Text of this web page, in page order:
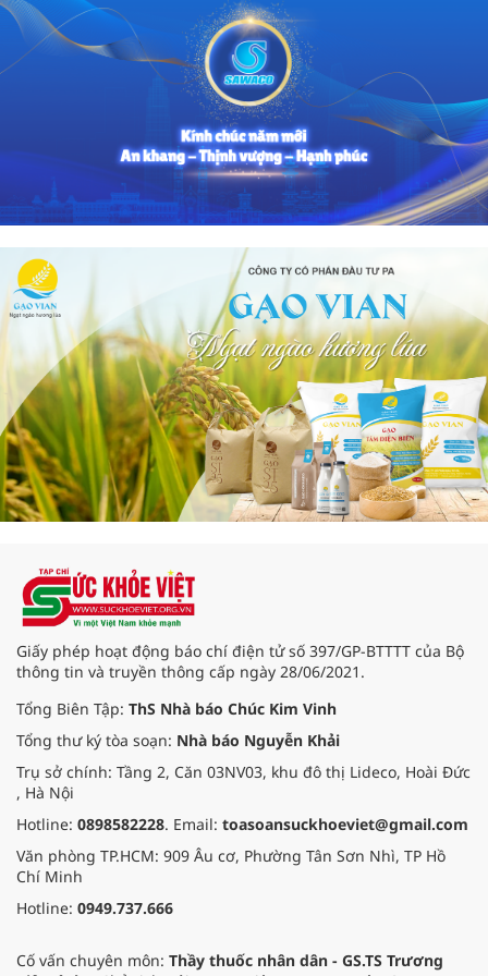
Giấy phép hoạt động báo chí điện tử số 397/GP-BTTTT của Bộ
thông tin và truyền thông cấp ngày 28/06/2021.
Tổng Biên Tập: ThS Nhà báo Chúc Kim Vinh
Tổng thư ký tòa soạn: Nhà báo Nguyễn Khải
Trụ sở chính: Tầng 2, Căn 03NV03, khu đô thị Lideco, Hoài Đức
, Hà Nội
Hotline: 0898582228. Email: toasoansuckhoeviet@gmail.com
Văn phòng TP.HCM: 909 Âu cơ, Phường Tân Sơn Nhì, TP Hồ
Chí Minh
Hotline: 0949.737.666
Cố vấn chuyên môn: Thầy thuốc nhân dân - GS.TS Trương